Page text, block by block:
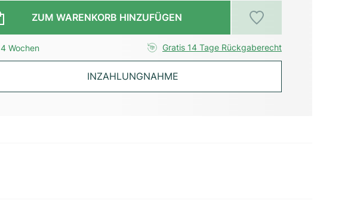
ZUM WARENKORB HINZUFÜGEN
4 Wochen Gratis 14 Tage Rückgaberecht
INZAHLUNGNAHME